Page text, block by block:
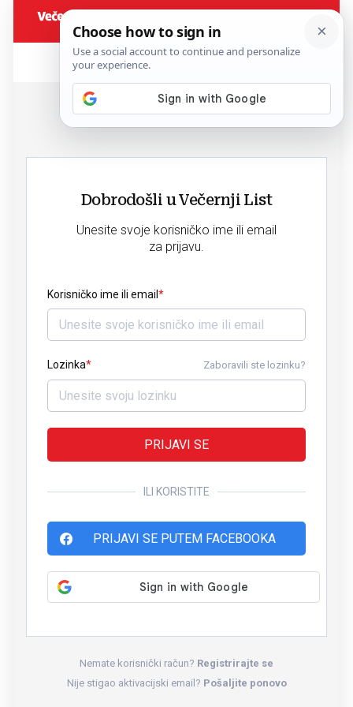
Dobrodošli u Večernji List
Unesite svoje korisničko ime ili email
za prijavu.
Korisničko ime ili email
Lozinka Zaboravili ste lozinku?
PRIJAVI SE
ILI KORISTITE
PRIJAVI SE PUTEM FACEBOOKA
Nemate korisnički račun? Registrirajte se
Nije stigao aktivacijski email? Pošaljite ponovo